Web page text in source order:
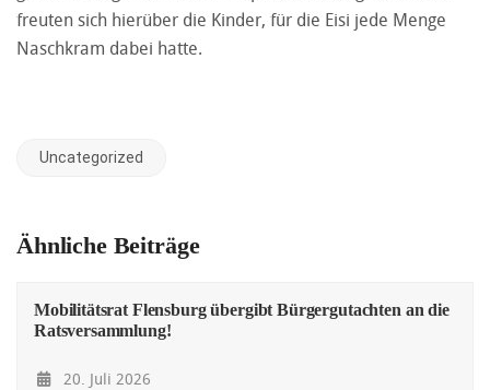
freuten sich hierüber die Kinder, für die Eisi jede Menge
Naschkram dabei hatte.
Uncategorized
Ähnliche Beiträge
Mobilitätsrat Flensburg übergibt Bürgergutachten an die
Ratsversammlung!
20. Juli 2026